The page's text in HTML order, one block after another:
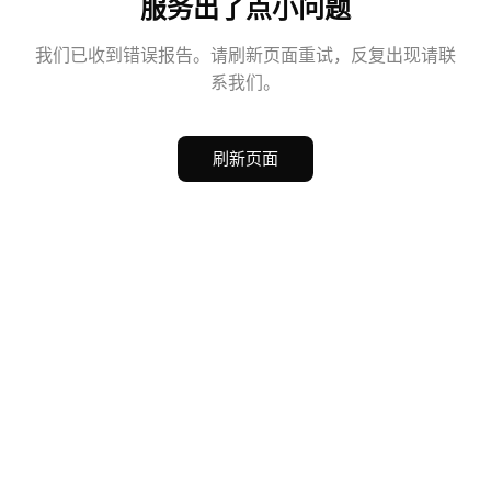
服务出了点小问题
我们已收到错误报告。请刷新页面重试，反复出现请联
系我们。
刷新页面